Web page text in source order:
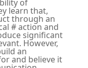
of
learn that,
through an
# action and
significant
However,
an
and believe it